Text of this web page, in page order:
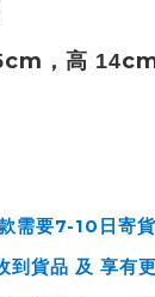
cm ，高 14
需要7-10 日寄貨
到貨品 及 享有